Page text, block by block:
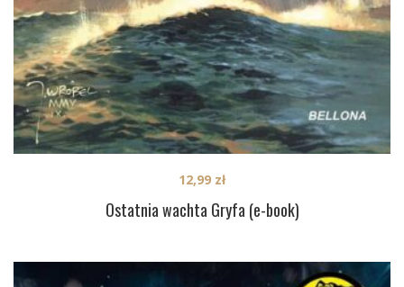
Ostatnia wachta Gryfa (e-book)
12,99 zł